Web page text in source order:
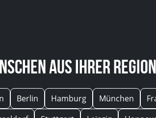
aus Ihrer
Berlin Hamburg München